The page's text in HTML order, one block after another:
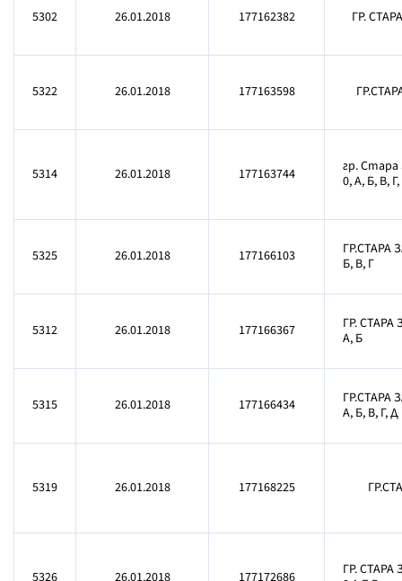
5302 26.01.2018 177162382 ГР.
5322 26.01.2018 177163598
5314 26.01.2018 177163744
гр. Стара
0, А, Б, В,
5325 26.01.2018 177166103
ГР.СТАРА
Б, В, Г
5312 26.01.2018 177166367
ГР. СТАРА
А, Б
5315 26.01.2018 177166434
ГР.СТАРА
А, Б, В, Г, Д
5319 26.01.2018 177168225
5326 26.01.2018 177172686
ГР. СТАРА